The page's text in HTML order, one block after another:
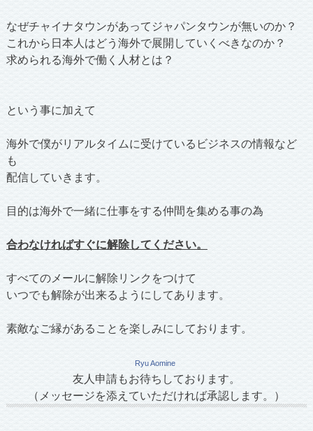
なぜチャイナタウンがあってジャパンタウンが無いのか？
これから日本人はどう海外で展開していくべきなのか？
求められる海外で働く人材とは？
という事に加えて
海外で僕がリアルタイムに受けているビジネスの情報など
も
配信していきます。
目的は海外で一緒に仕事をする仲間を集める事の為
合わなければすぐに解除してください。
すべてのメールに解除リンクをつけて
いつでも解除が出来るようにしてあります。
素敵なご縁があることを楽しみにしております。
Ryu Aomine
友人申請もお待ちしております。
（メッセージを添えていただければ承認します。）